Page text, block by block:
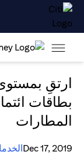
ارتقِ
بطاقات
المطارات
Dec 17, 2019